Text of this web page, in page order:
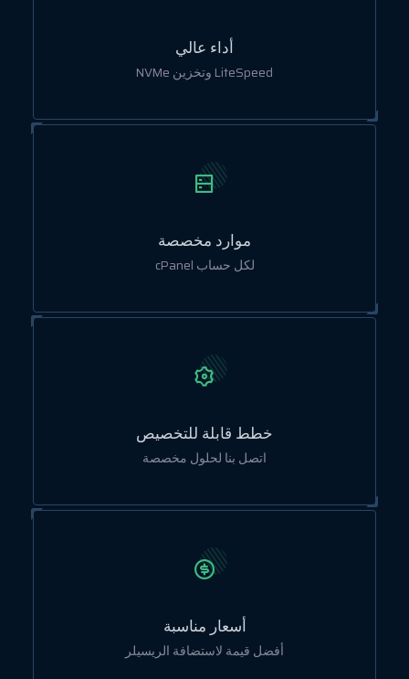
أداء عالي
LiteSpeed وتخزين NVMe
موارد مخصصة
لكل حساب cPanel
خطط قابلة للتخصيص
اتصل بنا لحلول مخصصة
أسعار مناسبة
أفضل قيمة لاستضافة الريسيلر